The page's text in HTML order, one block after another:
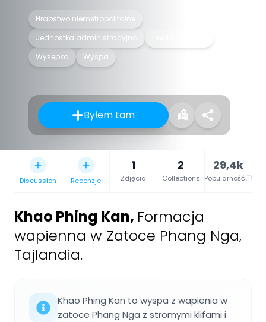
Hrabstwo niemetropolitalne
Jednostka administracyjna
Wysepka
Wyspa
Byłem tam
Discussion Recenzje
1
Zdjęcia
2
Collections
29,4k
Popularność
Khao Phing Kan, Formacja
wapienna w Zatoce Phang Nga,
Tajlandia.
Khao Phing Kan to wyspa z wapienia w
zatoce Phang Nga z stromymi klifami i